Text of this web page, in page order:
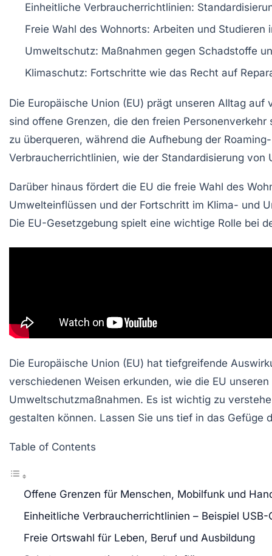
Einheitliche Verbraucherrichtlinien:
Freie Wahl des Wohnorts: Arbeiten und Studieren
Umweltschutz: Maßnahmen gegen Schadstoffe
Klimaschutz: Fortschritte wie das Recht auf
Die Europäische Union (EU) prägt unseren Alltag auf
sind offene Grenzen, die den freien Personenverkehr
zu überqueren, während die Aufhebung der
Verbraucherrichtlinien, wie der Standardisierung von
Darüber hinaus fördert die EU die freie Wahl des
Umwelteinflüssen und der Fortschritt im Klima- und
Die EU-Gesetzgebung spielt eine wichtige Rolle bei
Die Europäische Union (EU) hat tiefgreifende
verschiedenen Weisen erkunden, wie die EU
Umweltschutzmaßnahmen. Es ist wichtig zu
gestalten können. Lassen Sie uns tief in das Gefüge
Table of Contents
Offene Grenzen für Menschen, Mobilfunk und
Einheitliche Verbraucherrichtlinien – Beispiel
Freie Ortswahl für Leben, Beruf und Ausbildung